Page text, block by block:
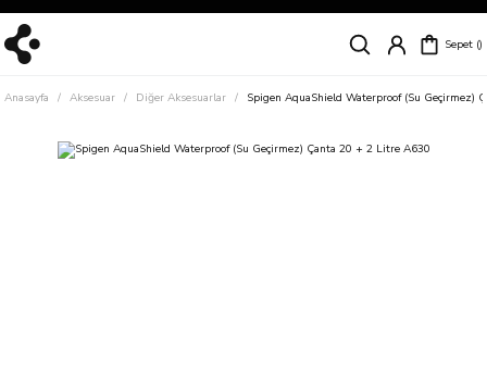
Siparişleriniz
Kapıda Ödeme Kolaylığı, Kredi Kartı ile Taksitli Hızlı ve Güvenli Alışveriş!
Süper İndirimli Fiyatlar
Sepet
Anasayfa Aksesuar Diğer Aksesuarlar Spigen AquaShield Waterproof (Su Geçirmez)